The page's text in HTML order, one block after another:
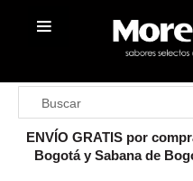
ENVÍO GRATIS por
Bogotá y Sabana de